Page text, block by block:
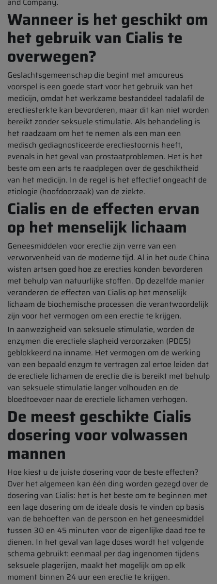
Wanneer is het geschikt om
het gebruik van Cialis te
overwegen?
Geslachtsgemeenschap die begint met amoureus
voorspel is een goede start voor het gebruik van het
medicijn, omdat het werkzame bestanddeel tadalafil de
erectiesterkte kan bevorderen, maar dit kan niet worden
bereikt zonder seksuele stimulatie. Als behandeling is
het raadzaam om het te nemen als een man een
medisch gediagnosticeerde erectiestoornis heeft,
evenals in het geval van prostaatproblemen. Het is het
beste om een arts te raadplegen over de geschiktheid
van het medicijn. In de regel is het effectief ongeacht de
etiologie (hoofdoorzaak) van de ziekte.
Cialis en de effecten ervan
op het menselijk lichaam
Geneesmiddelen voor erectie zijn verre van een
verworvenheid van de moderne tijd. Al in het oude China
wisten artsen goed hoe ze erecties konden bevorderen
met behulp van natuurlijke stoffen. Op dezelfde manier
veranderen de effecten van Cialis op het menselijk
lichaam de biochemische processen die verantwoordelijk
zijn voor het vermogen om een erectie te krijgen.
In aanwezigheid van seksuele stimulatie, worden de
enzymen die erectiele slapheid veroorzaken (PDE5)
geblokkeerd na inname. Het vermogen om de werking
van een bepaald enzym te vertragen zal ertoe leiden dat
de erectiele lichamen de erectie die is bereikt met behulp
van seksuele stimulatie langer volhouden en de
bloedtoevoer naar de erectiele lichamen verhogen.
De meest geschikte Cialis
dosering voor volwassen
mannen
Hoe kiest u de juiste dosering voor de beste effecten?
Over het algemeen kan één ding worden gezegd over de
dosering van Cialis: het is het beste om te beginnen met
een lage dosering om de ideale dosis te vinden op basis
van de behoeften van de persoon en het geneesmiddel
tussen 30 en 45 minuten voor de eigenlijke daad toe te
dienen. In het geval van lage doses wordt het volgende
schema gebruikt: eenmaal per dag ingenomen tijdens
seksuele plagerijen, maakt het mogelijk om op elk
moment binnen 24 uur een erectie te krijgen.